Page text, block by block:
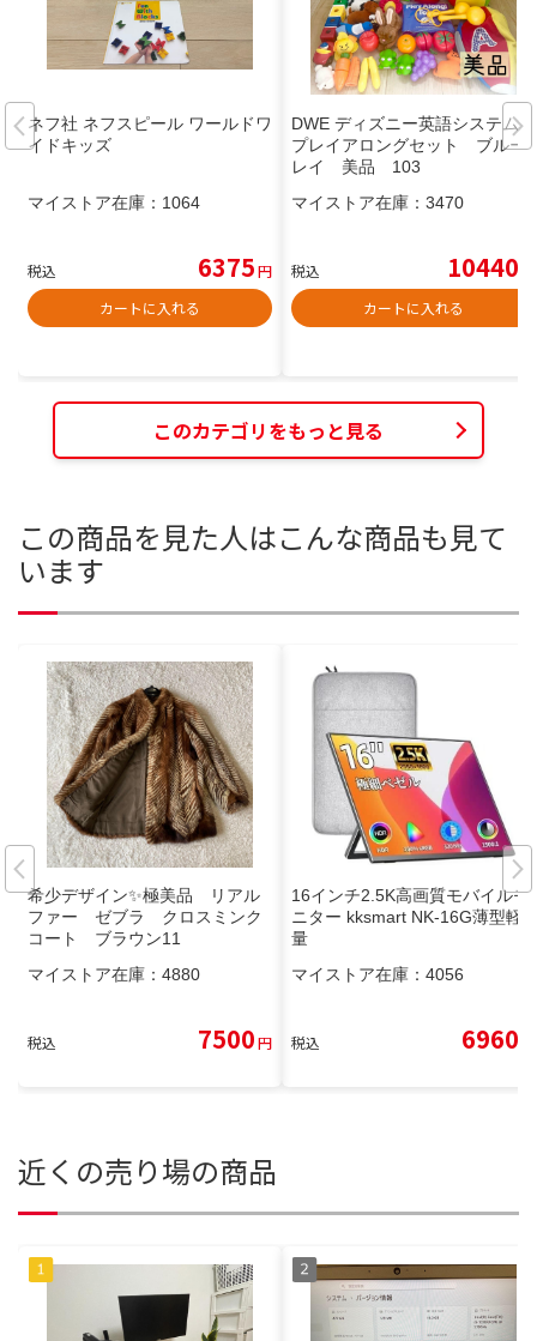
ネフ社 ネフスピール ワールドワ
イドキッズ
マイストア在庫： 1064
税込 6375円
カートに入れる
DWE ディズニー英語システム
プレイアロングセット ブルー
レイ 美品 103
マイストア在庫： 3470
税込 10440
カートに入れる
このカテゴリをもっと見る
この商品を見た人はこんな商品も見て
います
希少デザイン✨極美品 リアル
ファー ゼブラ クロスミンク
コート ブラウン11
マイストア在庫： 4880
税込 7500円
16インチ2.5K高画質モバイルモ
ニター kksmart NK-16G薄型軽
量
マイストア在庫： 4056
税込 6960
近くの売り場の商品